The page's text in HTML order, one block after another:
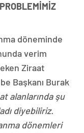
döneminde
verim
Ziraat
Başkanı Burak
alanlarında şu
diyebiliriz.
dönemleri